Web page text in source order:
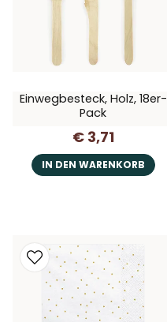
Einwegbesteck, Holz, 18er-
Pack
€ 3,71
IN DEN WARENKORB